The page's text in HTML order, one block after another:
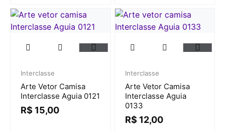
Interclasse
Arte Vetor Camisa
Interclasse Aguia 0121
R$ 15,00
Interclasse
Arte Vetor Camisa
Interclasse Aguia
0133
R$ 12,00